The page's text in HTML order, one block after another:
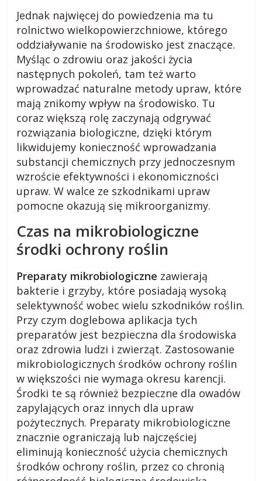
Jednak najwięcej do powiedzenia ma tu
rolnictwo wielkopowierzchniowe, którego
oddziaływanie na środowisko jest znaczące.
Myśląc o zdrowiu oraz jakości życia
następnych pokoleń, tam też warto
wprowadzać naturalne metody upraw, które
mają znikomy wpływ na środowisko. Tu
coraz większą rolę zaczynają odgrywać
rozwiązania biologiczne, dzięki którym
likwidujemy konieczność wprowadzania
substancji chemicznych przy jednoczesnym
wzroście efektywności i ekonomiczności
upraw. W walce ze szkodnikami upraw
pomocne okazują się mikroorganizmy.
Czas na mikrobiologiczne
środki ochrony roślin
Preparaty mikrobiologiczne zawierają
bakterie i grzyby, które posiadają wysoką
selektywność wobec wielu szkodników roślin.
Przy czym doglebowa aplikacja tych
preparatów jest bezpieczna dla środowiska
oraz zdrowia ludzi i zwierząt. Zastosowanie
mikrobiologicznych środków ochrony roślin
w większości nie wymaga okresu karencji.
Środki te są również bezpieczne dla owadów
zapylających oraz innych dla upraw
pożytecznych. Preparaty mikrobiologiczne
znacznie ograniczają lub najczęściej
eliminują konieczność użycia chemicznych
środków ochrony roślin, przez co chronią